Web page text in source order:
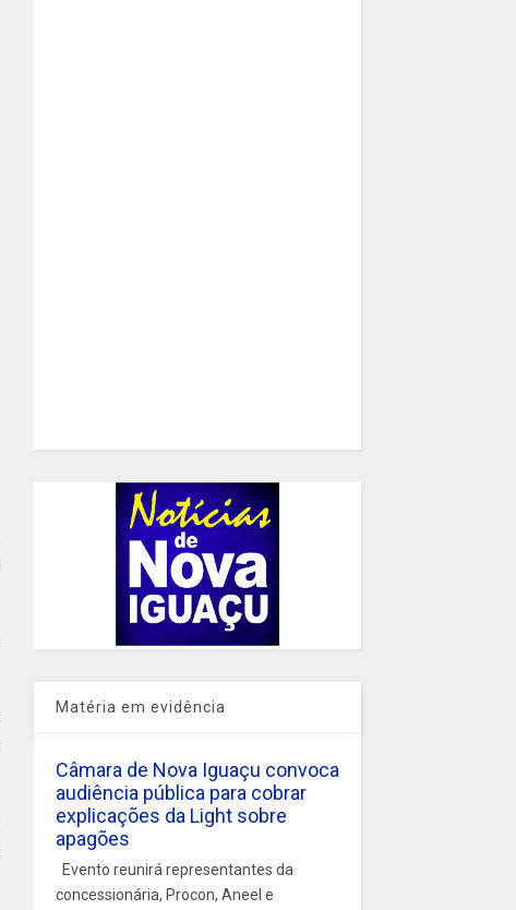
Matéria em evidência
Câmara de Nova Iguaçu convoca
audiência pública para cobrar
explicações da Light sobre
apagões
Evento reunirá representantes da
concessionária, Procon, Aneel e